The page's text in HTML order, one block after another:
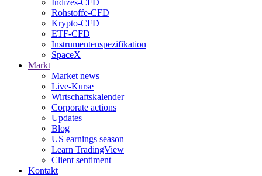
Rohstoffe-CFD
Krypto-CFD
ETF-CFD
Instrumentenspezifikation
SpaceX
Markt
Market news
Live-Kurse
Wirtschaftskalender
Corporate actions
Updates
Blog
US earnings season
Learn TradingView
Client sentiment
Kontakt